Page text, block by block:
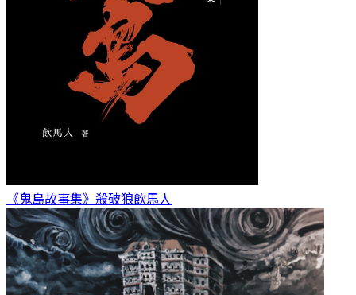
《鬼島故事集》殺破狼飲馬人